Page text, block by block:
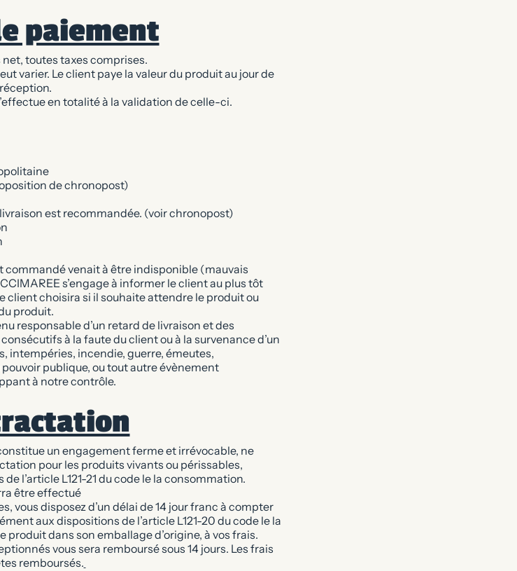
paiement
toutes taxes comprises.
varier. Le client paye la valeur du produit au jour de
en totalité à la validation de celle-ci.
de chronopost)
est recommandée. (voir chronopost)
commandé venait à être indisponible (mauvais
s’engage à informer le client au plus tôt
client choisira si il souhaite attendre le produit ou
produit.
responsable d’un retard de livraison et des
à la faute du client ou à la survenance d’un
intempéries, incendie, guerre, émeutes,
publique, ou tout autre évènement
à notre contrôle.
un engagement ferme et irrévocable, ne
pour les produits vivants ou périssables,
l’article L121-21 du code le la consommation.
être effectué
vous disposez d’un délai de 14 jour franc à compter
aux dispositions de l’article L121-20 du code le la
dans son emballage d’origine, à vos frais.
vous sera remboursé sous 14 jours. Les frais
remboursés.